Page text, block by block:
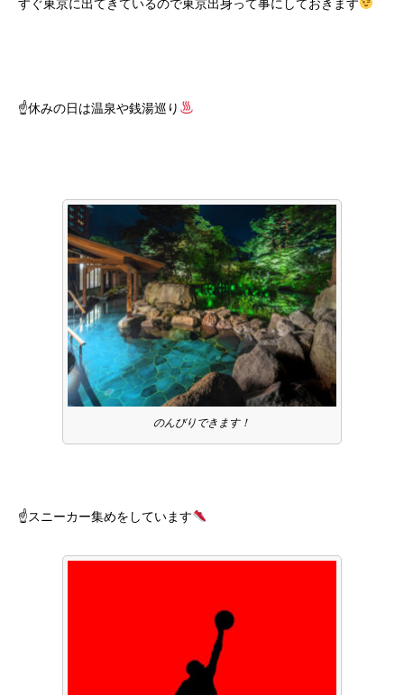
すぐ東京に出てきているので東京出身って事にしておきます
☝休みの日は温泉や銭湯巡り
のんびりできます！
☝スニーカー集めをしています